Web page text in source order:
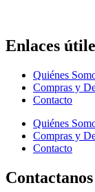
Enlaces
Quiénes
Compras y
Contacto
Quiénes
Compras y
Contacto
Contactanos